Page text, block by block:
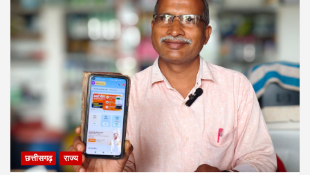
छत्तीसगढ़ राज्य